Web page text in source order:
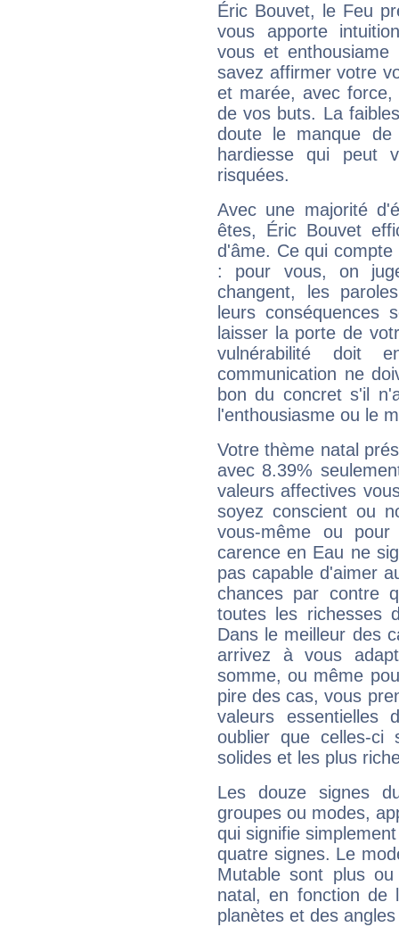
Éric Bouvet, le Feu
vous apporte
vous et
savez affirmer votre
et marée, avec
de vos buts. La
doute le manque
hardiesse qui peut
risquées.
Avec une majorité
êtes, Éric Bouvet
d'âme. Ce qui
: pour vous, on
changent, les
leurs conséquences
laisser la porte de
vulnérabilité doit
communication ne
bon du concret s'il
l'enthousiasme ou le
Votre thème natal
avec 8.39%
valeurs affectives
soyez conscient ou
vous-même ou
carence en Eau ne
pas capable d'aimer
chances par contre
toutes les richesses
Dans le meilleur des
arrivez à vous
somme, ou même
pire des cas, vous
valeurs
oublier que celles-
solides et les plus
Les douze signes
groupes ou modes,
qui signifie
quatre signes. Le
Mutable sont plus
natal, en fonction de
planètes et des